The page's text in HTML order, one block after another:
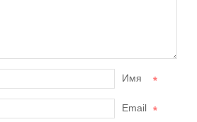
Имя *
Email *